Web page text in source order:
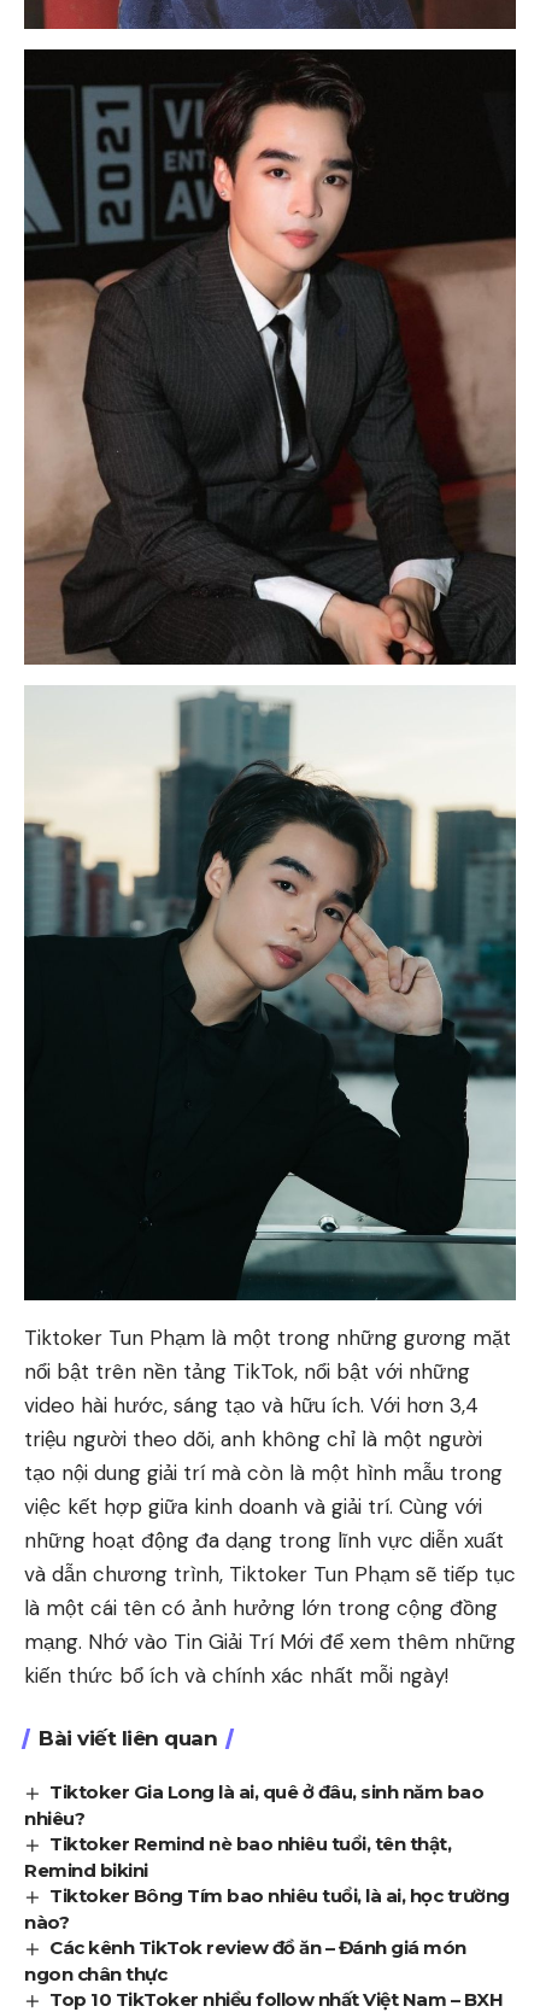
Tiktoker Tun Phạm là một trong những gương mặt
nổi bật trên nền tảng TikTok, nổi bật với những
video hài hước, sáng tạo và hữu ích. Với hơn 3,4
triệu người theo dõi, anh không chỉ là một người
tạo nội dung giải trí mà còn là một hình mẫu trong
việc kết hợp giữa kinh doanh và giải trí. Cùng với
những hoạt động đa dạng trong lĩnh vực diễn xuất
và dẫn chương trình, Tiktoker Tun Phạm sẽ tiếp tục
là một cái tên có ảnh hưởng lớn trong cộng đồng
mạng. Nhớ vào Tin Giải Trí Mới để xem thêm những
kiến thức bổ ích và chính xác nhất mỗi ngày!
Bài viết liên quan
Tiktoker Gia Long là ai, quê ở đâu, sinh năm bao
nhiêu?
Tiktoker Remind nè bao nhiêu tuổi, tên thật,
Remind bikini
Tiktoker Bông Tím bao nhiêu tuổi, là ai, học trường
nào?
Các kênh TikTok review đồ ăn – Đánh giá món
ngon chân thực
Top 10 TikToker nhiều follow nhất Việt Nam – BXH